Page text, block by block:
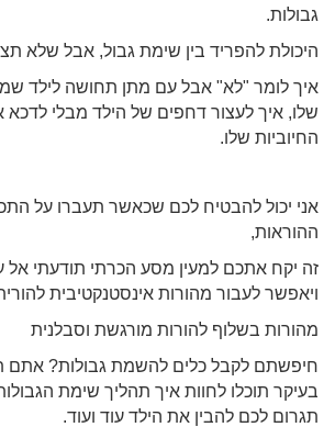
גבולות.
היכולת להפריד בין שימת גבול, אבל שלא
איך לומר "לא" אבל עם מתן תחושה לילד
שלו, איך לעצור דחפים של הילד מבלי לדכא
החיוביות שלו.
אני יכול להבטיח לכם שכאשר תעברו על
ההוראות,
זה יקח אתכם למעין מסע הכרתי תודעתי אל
ויאפשר לעבור מהורות אינסטנקטיבית
מהורות בשלוף להורות מורגשת וסבלנית
חיפשתם לקבל כלים להשמת גבולות? אתם
בעיקר תוכלו לחוות איך תהליך שימת
תגרום לכם להבין את הילד עוד ועוד.